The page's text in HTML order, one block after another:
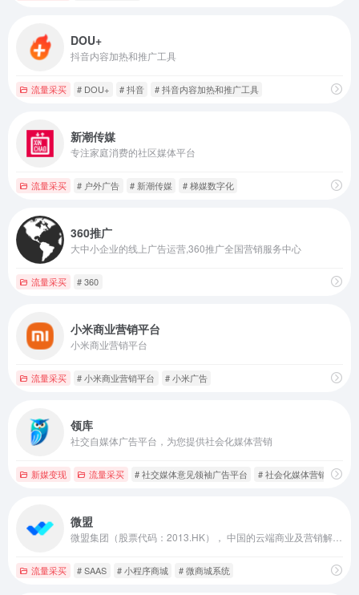
DOU+
抖音内容加热和推广工具
流量采买 # DOU+ # 抖音 # 抖音内容加热和推广工具
新潮传媒
专注家庭消费的社区媒体平台
流量采买 # 户外广告 # 新潮传媒 # 梯媒数字化
360推广
大中小企业的线上广告运营,360推广全国营销服务中心
流量采买 # 360
小米商业营销平台
小米商业营销平台
流量采买 # 小米商业营销平台 # 小米广告
领库
社交自媒体广告平台，为您提供社会化媒体营销
新媒变现 流量采买 # 社交媒体意见领袖广告平台 # 社会化媒体营销 # 领
微盟
流量采买 # SAAS # 小程序商城 # 微商城系统